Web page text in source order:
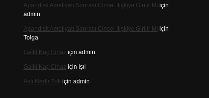
Apandisit Ameliyatı Sonrası Cinsel Ilişkiye Girilir Mi için
admin
Apandisit Ameliyatı Sonrası Cinsel Ilişkiye Girilir Mi için
Tolga
Gai̇N Kaç Cihaz için admin
Gai̇N Kaç Cihaz için Işıl
Aslı Nedir Tdk için admin